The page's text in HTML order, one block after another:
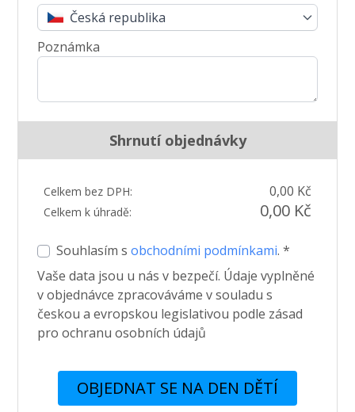
Česká republika
Poznámka
Shrnutí objednávky
Celkem bez DPH: 0,00 Kč
Celkem k úhradě: 0,00 Kč
Souhlasím sobchodními podmínkami. *
Vaše data jsou u nás v bezpečí. Údaje vyplněné
v objednávce zpracováváme v souladu s
českou a evropskou legislativou podle zásad
pro ochranu osobních údajů
OBJEDNAT SE NA DEN DĚTÍ